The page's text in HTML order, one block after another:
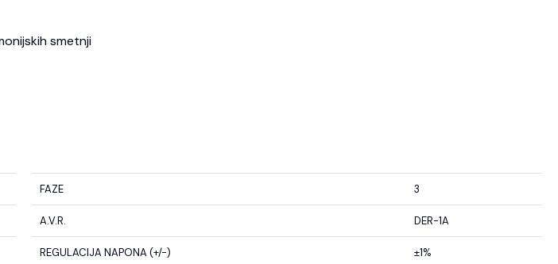
smetnji
FAZE 3
A.V.R. DER-1A
REGULACIJA NAPONA (+/-) ±1%